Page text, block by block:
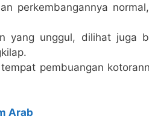
perkembangannya
yang unggul, dilihat juga
pembuangan
Arab